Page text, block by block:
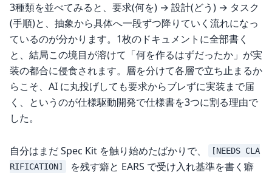
3種類を並べてみると、要求(何を) → 設計(どう) → タスク
(手順)と、抽象から具体へ一段ずつ降りていく流れになっ
ているのが分かります。1枚のドキュメントに全部書く
と、結局この境目が溶けて「何を作るはずだったか」が実
装の都合に侵食されます。層を分けて各層で立ち止まるか
らこそ、AI に丸投げしても要求からブレずに実装まで届
く、というのが仕様駆動開発で仕様書を3つに割る理由で
した。
自分はまだ Spec Kit を触り始めたばかりで、
[NEEDS CLA
RIFICATION]
を残す癖と EARS で受け入れ基準を書く癖